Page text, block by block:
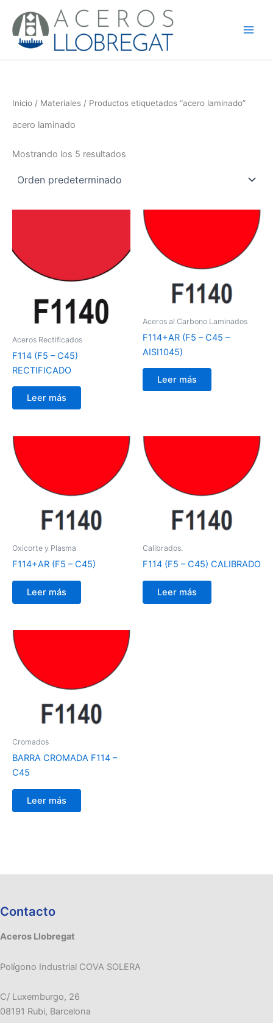
contenido
Inicio / Materiales / Productos etiquetados “acero laminado”
acero laminado
Mostrando los 5 resultados
Aceros Rectificados
F114 (F5 – C45)
RECTIFICADO
Leer más
Aceros al Carbono Laminados
F114+AR (F5 – C45 –
AISI1045)
Leer más
Oxicorte y Plasma
F114+AR (F5 – C45)
Leer más
Calibrados.
F114 (F5 – C45) CALIBRADO
Leer más
Cromados
BARRA CROMADA F114 –
C45
Leer más
Contacto
Aceros Llobregat
Polígono Industrial COVA SOLERA
C/ Luxemburgo, 26
08191 Rubi, Barcelona